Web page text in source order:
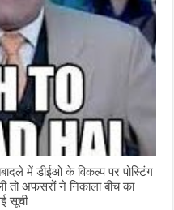
में डीईओ के विकल्प पर पोस्टिंग
तो अफसरों ने निकाला बीच का
सूची